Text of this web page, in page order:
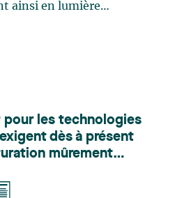
ainsi en lumière
technologies. Valérie
sein du groupe de droit
de l’environnement,
et représente une
dans le cadre d’enjeux
obligations
et la contestation de
les technologies
dès à présent
mûrement